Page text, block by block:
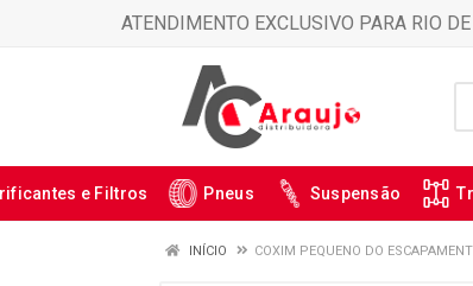
ATENDIMENTO EXCLUSIVO PARA RIO
e Filtros Pneus Suspensão
INÍCIO COXIM PEQUENO DO